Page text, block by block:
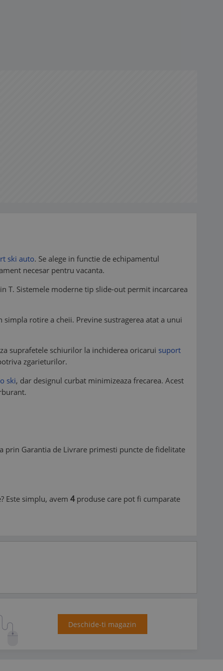
ski auto. Se alege in functie de echipamentul
necesar pentru vacanta.
T. Sistemele moderne tip slide-out permit incarcarea
rotire a cheii. Previne sustragerea atat a unui
suprafetele schiurilor la inchiderea oricarui suport
zgarieturilor.
ski, dar designul curbat minimizeaza frecarea. Acest
prin Garantia de Livrare primesti puncte de fidelitate
Este simplu, avem 4produse care pot fi cumparate
Deschide-ti magazin